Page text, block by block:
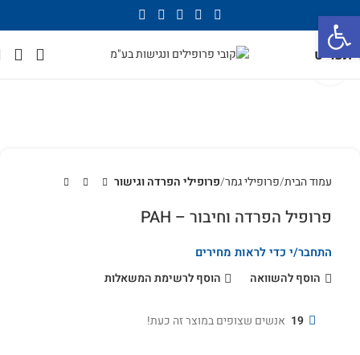
תפריט
עמוד הבית פרופילי גמר פרופילי הפרדה וגישור
פרופיל הפרדה וחיבור – PAH
התחבר/י כדי לראות מחירים
הוסף להשוואה
הוסף לרשימת המשאלות
19 אנשים שצופים במוצר זה כעת!
פתח סרגל נגישות